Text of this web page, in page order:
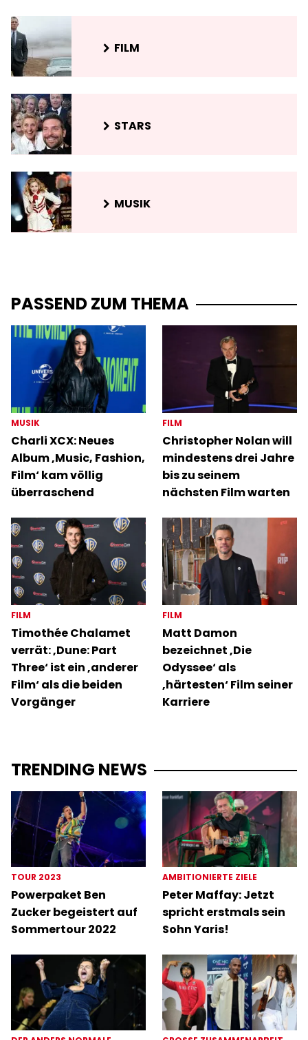
FILM
STARS
MUSIK
PASSEND ZUM THEMA
MUSIK
Charli XCX: Neues
Album ‚Music, Fashion,
Film‘ kam völlig
überraschend
FILM
Christopher Nolan will
mindestens drei Jahre
bis zu seinem
nächsten Film warten
FILM
Timothée Chalamet
verrät: ‚Dune: Part
Three‘ ist ein ‚anderer
Film‘ als die beiden
Vorgänger
FILM
Matt Damon
bezeichnet ‚Die
Odyssee‘ als
‚härtesten‘ Film seiner
Karriere
TRENDING NEWS
TOUR 2023
Powerpaket Ben
Zucker begeistert auf
Sommertour 2022
AMBITIONIERTE ZIELE
Peter Maffay: Jetzt
spricht erstmals sein
Sohn Yaris!